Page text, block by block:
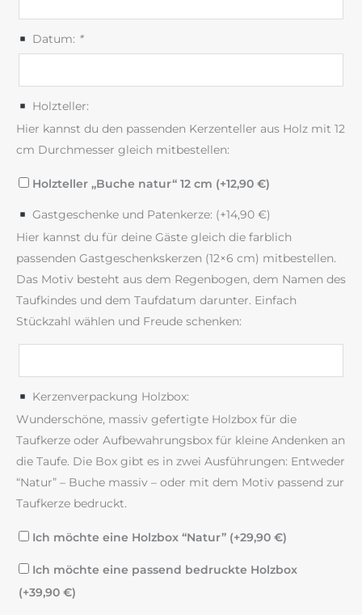
Datum: *
Holzteller:
Hier kannst du den passenden Kerzenteller aus Holz mit 12
cm Durchmesser gleich mitbestellen:
Holzteller „Buche natur“ 12 cm (+12,90 €)
Gastgeschenke und Patenkerze: (+14,90 €)
Hier kannst du für deine Gäste gleich die farblich
passenden Gastgeschenkskerzen (12×6 cm) mitbestellen.
Das Motiv besteht aus dem Regenbogen, dem Namen des
Taufkindes und dem Taufdatum darunter. Einfach
Stückzahl wählen und Freude schenken:
Kerzenverpackung Holzbox:
Wunderschöne, massiv gefertigte Holzbox für die
Taufkerze oder Aufbewahrungsbox für kleine Andenken an
die Taufe. Die Box gibt es in zwei Ausführungen: Entweder
“Natur” – Buche massiv – oder mit dem Motiv passend zur
Taufkerze bedruckt.
Ich möchte eine Holzbox “Natur” (+29,90 €)
Ich möchte eine passend bedruckte Holzbox
(+39,90 €)